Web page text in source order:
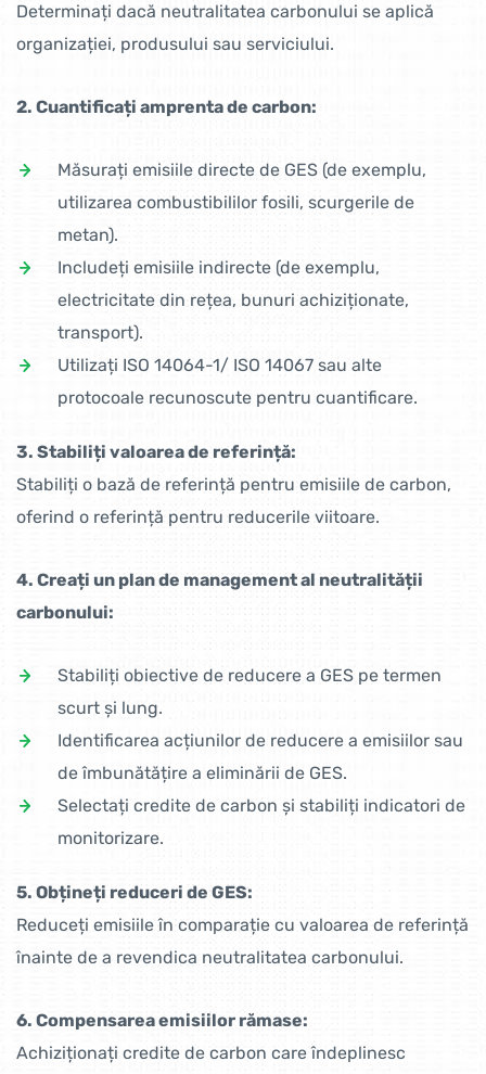
Determinați dacă neutralitatea carbonului se aplică
organizației, produsului sau serviciului.
2. Cuantificați amprenta de carbon:
Măsurați emisiile directe de GES (de exemplu,
utilizarea combustibililor fosili, scurgerile de
metan).
Includeți emisiile indirecte (de exemplu,
electricitate din rețea, bunuri achiziționate,
transport).
Utilizați ISO 14064-1/ ISO 14067 sau alte
protocoale recunoscute pentru cuantificare.
3. Stabiliți valoarea de referință:
Stabiliți o bază de referință pentru emisiile de carbon,
oferind o referință pentru reducerile viitoare.
4. Creați un plan de management al neutralității
carbonului:
Stabiliți obiective de reducere a GES pe termen
scurt și lung.
Identificarea acțiunilor de reducere a emisiilor sau
de îmbunătățire a eliminării de GES.
Selectați credite de carbon și stabiliți indicatori de
monitorizare.
5. Obțineți reduceri de GES:
Reduceți emisiile în comparație cu valoarea de referință
înainte de a revendica neutralitatea carbonului.
6. Compensarea emisiilor rămase:
Achiziționați credite de carbon care îndeplinesc